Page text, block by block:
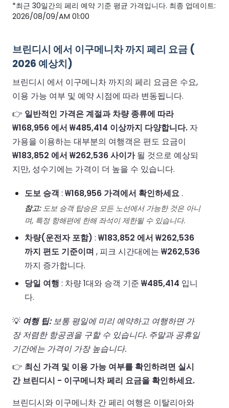
*최근 30일간의 페리 예약 기준 평균 가격입니다. 최종 업데이트:
2026/08/09/AM 01:00
브린디시 에서 이구메니차 까지 페리 요금 (
2026 예상치)
브린디시 에서 이구메니차 까지의 페리 요금은 수요,
이용 가능 여부 및 예약 시점에 따라 변동됩니다.
👉 일반적인 가격은 계절과 차량 종류에 따라
₩168,956 에서 ₩485,414 이상까지 다양합니다. 자
가용을 이용하는 대부분의 여행객은 편도 요금이
₩183,852 에서 ₩262,536 사이가될 것으로 예상되
지만, 성수기에는 가격이 더 높을 수 있습니다.
도보 승객 : ₩168,956 가격에서 확인하세요.
참고:도보 승객 탑승은 모든 노선에서 가능한 것은 아니
며, 특정 항해편에 한해 좌석이 제한될 수 있습니다.
차량(운전자 포함) : ₩183,852 에서 ₩262,536
까지 편도 기준이며 , 피크 시간대에는 ₩262,536
까지 증가합니다.
당일 여행 : 차량 1대와 승객 기준 ₩485,414 입니
다.
💡 여행 팁:보통 평일에 미리 예약하고 여행하면 가
장 저렴한 항공권을 구할 수 있습니다. 주말과 공휴일
기간에는 가격이 가장 높습니다.
👉 최신 가격 및 이용 가능 여부를 확인하려면 실시
간 브린디시 - 이구메니차 페리 요금을 확인하세요.
브린디시와 이구메니차 간 페리 여행은 이탈리아와